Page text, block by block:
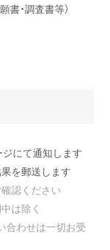
書・調査書等）
にて通知します
を郵送します
認ください
は除く
合わせは一切お受